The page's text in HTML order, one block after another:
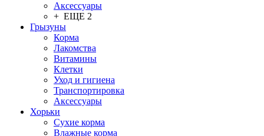
Аксессуары
+ ЕЩЕ 2
Грызуны
Корма
Лакомства
Витамины
Клетки
Уход и гигиена
Транспортировка
Аксессуары
Хорьки
Сухие корма
Влажные корма